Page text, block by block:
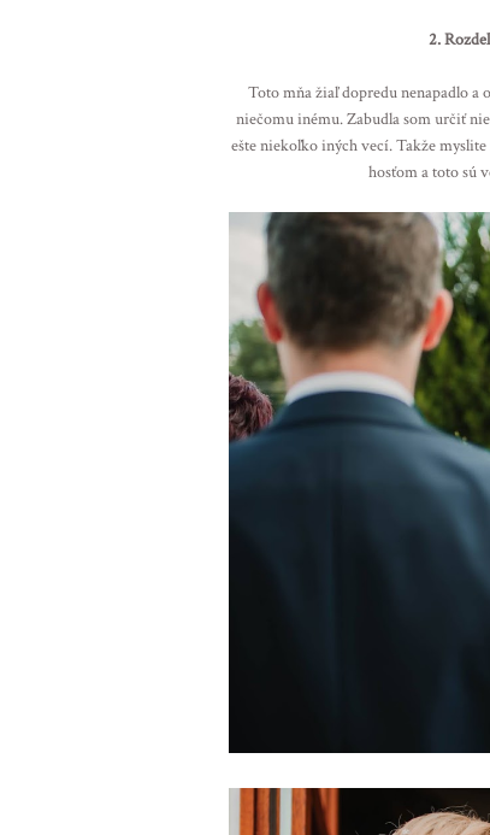
2.
Toto mňa žiaľ dopredu nenapadlo a
niečomu inému. Zabudla som určiť
ešte niekoľko iných vecí. Takže
hosťom a toto sú